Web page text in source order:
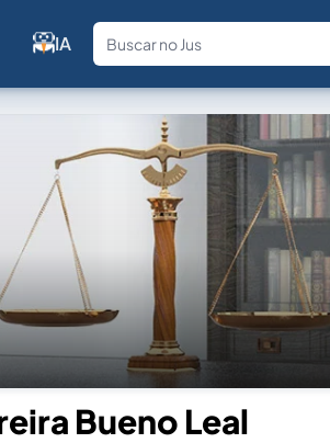
IA
Fale com a IA
Bueno Leal